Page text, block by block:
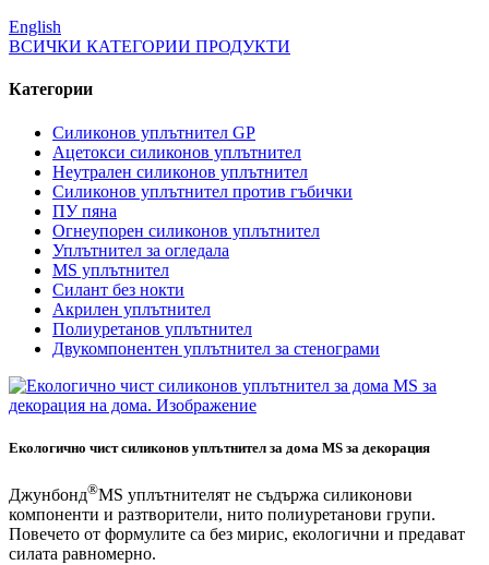
English
ВСИЧКИ КАТЕГОРИИ ПРОДУКТИ
Категории
Силиконов уплътнител GP
Ацетокси силиконов уплътнител
Неутрален силиконов уплътнител
Силиконов уплътнител против гъбички
ПУ пяна
Огнеупорен силиконов уплътнител
Уплътнител за огледала
MS уплътнител
Силант без нокти
Акрилен уплътнител
Полиуретанов уплътнител
Двукомпонентен уплътнител за стенограми
Екологично чист силиконов уплътнител за дома MS за декорация
Джунбонд®MS уплътнителят не съдържа силиконови
компоненти и разтворители, нито полиуретанови групи.
Повечето от формулите са без мирис, екологични и предават
силата равномерно.